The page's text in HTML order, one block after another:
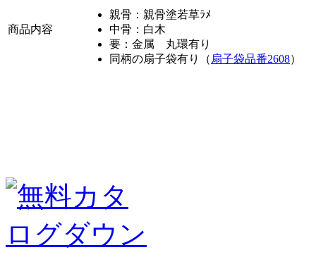
商品内容
親骨：親骨塗若草ﾗﾒ
中骨：白木
要：金属 丸環有り
同柄の扇子袋有り（ 扇子袋品番2608）